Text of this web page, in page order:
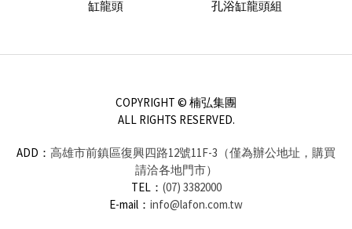
缸龍頭
孔浴缸龍頭組
COPYRIGHT © 楠弘集團
ALL RIGHTS RESERVED.
ADD： 高雄市前鎮區復興四路12號11F-3（僅為辦公地址，購買
請洽各地門市）
TEL： (07) 3382000
E-mail： info@lafon.com.tw